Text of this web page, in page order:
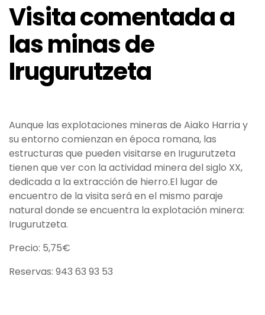
Visita comentada a
las minas de
Irugurutzeta
Aunque las explotaciones mineras de Aiako Harria y
su entorno comienzan en época romana, las
estructuras que pueden visitarse en Irugurutzeta
tienen que ver con la actividad minera del siglo XX,
dedicada a la extracción de hierro.El lugar de
encuentro de la visita será en el mismo paraje
natural donde se encuentra la explotación minera:
Irugurutzeta.
Precio: 5,75€
Reservas: 943 63 93 53